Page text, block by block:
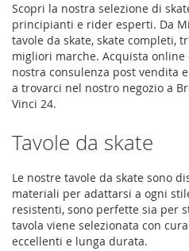
Scopri la nostra selezione di
principianti e rider esperti. Da
tavole da skate, skate completi,
migliori marche. Acquista online
nostra consulenza post vendita
a trovarci nel nostro negozio a
Vinci 24.
Tavole da skate
Le nostre tavole da skate sono
materiali per adattarsi a ogni
resistenti, sono perfette sia per
tavola viene selezionata con
eccellenti e lunga durata.